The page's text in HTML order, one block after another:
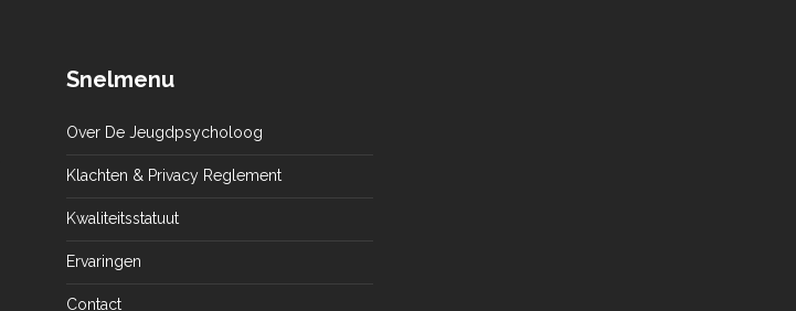
Snelmenu
Over De Jeugdpsycholoog
Klachten & Privacy Reglement
Kwaliteitsstatuut
Ervaringen
Contact